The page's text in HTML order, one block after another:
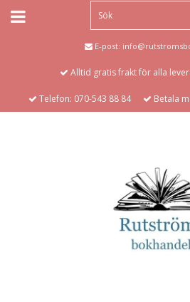
E-post:
Alltid gratis frakt för alla
Telefon: 070-543 88 84 Betala